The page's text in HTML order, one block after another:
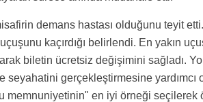
demans hastası olduğunu teyit
kaçırdığı belirlendi. En yakın
biletin ücretsiz değişimini sağladı.
gerçekleştirmesine yardımcı
memnuniyetinin" en iyi örneği seçilerek